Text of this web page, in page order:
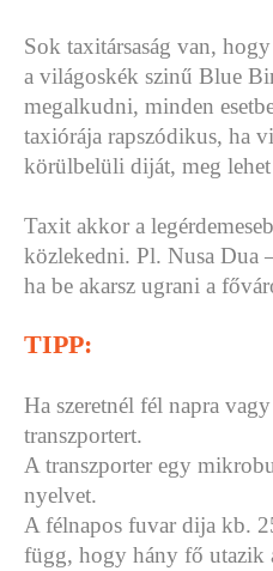
Sok taxitársaság van,
a világoskék szinű Blue
megalkudni, minden
taxiórája rapszódikus, ha
körülbelüli diját, meg
Taxit akkor a
közlekedni. Pl. Nusa Dua
ha be akarsz ugrani a
TIPP:
Ha szeretnél fél napra
transzportert.
A transzporter egy
nyelvet.
A félnapos fuvar dija kb.
függ, hogy hány fő utazik